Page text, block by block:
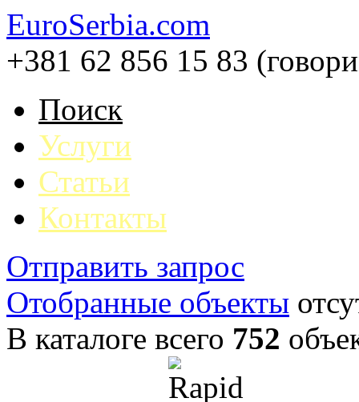
EuroSerbia.com
+381 62 856 15 83
Поиск
Услуги
Статьи
Контакты
Отправить запрос
Отобранные объекты
В каталоге всего 752